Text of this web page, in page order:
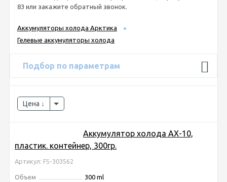
83 или закажите обратный звонок.
Аккумуляторы холода Арктика
Гелевые аккумуляторы холода
Подбор по параметрам
Цена
Аккумулятор холода AX-10,
пластик. контейнер, 300гр.
Артикул: FS-303562
Объем 300 ml